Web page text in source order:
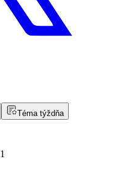
Téma týždňa